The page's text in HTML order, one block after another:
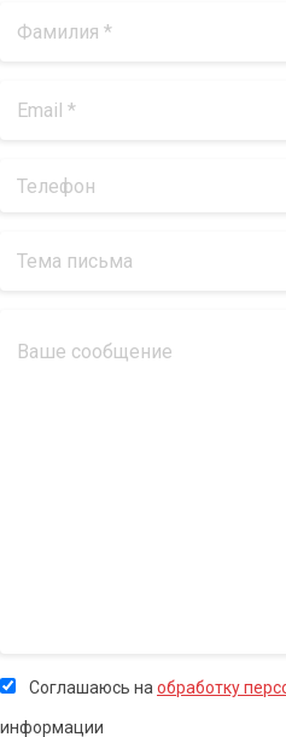
Соглашаюсь наобработку
информации